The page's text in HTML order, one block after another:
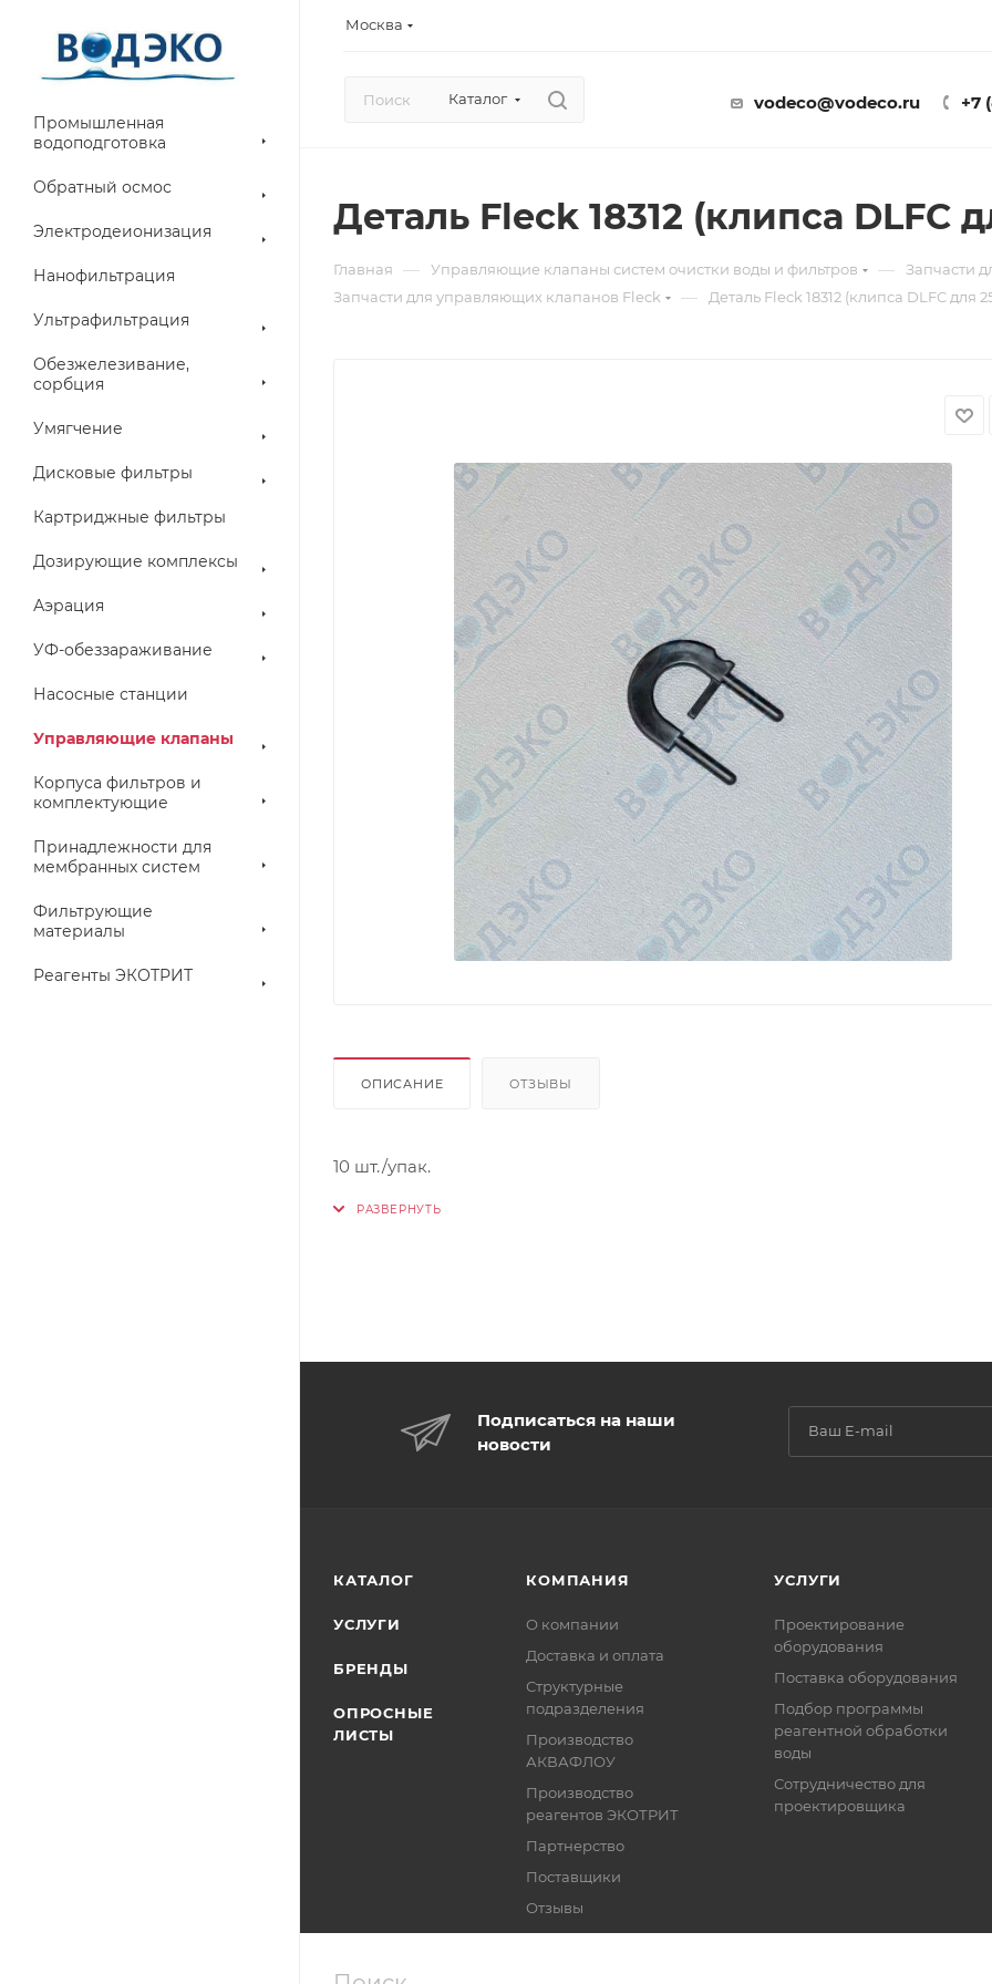
Москва
Каталог vodeco@vodeco.ru +7
Промышленная
водоподготовка
Обратный осмос
Электродеионизация
Нанофильтрация
Ультрафильтрация
Обезжелезивание,
сорбция
Умягчение
Дисковые фильтры
Картриджные фильтры
Дозирующие комплексы
Аэрация
УФ-обеззараживание
Насосные станции
Управляющие клапаны
Корпуса фильтров и
комплектующие
Принадлежности для
мембранных систем
Фильтрующие
материалы
Реагенты ЭКОТРИТ
Деталь Fleck 18312 (клипса DLFC
Главная — Управляющие клапаны систем очистки воды и фильтров — Запчасти
Запчасти для управляющих клапанов Fleck — Деталь Fleck 18312 (клипса DLFC для
ОПИСАНИЕ ОТЗЫВЫ
10 шт./упак.
Подписаться на наши
новости
КАТАЛОГ
УСЛУГИ
БРЕНДЫ
ОПРОСНЫЕ
ЛИСТЫ
КОМПАНИЯ
О компании
Доставка и оплата
Структурные
подразделения
Производство
АКВАФЛОУ
Производство
реагентов ЭКОТРИТ
Партнерство
Поставщики
Отзывы
Реквизиты
УСЛУГИ
Проектирование
оборудования
Поставка оборудования
Подбор программы
реагентной обработки
воды
Сотрудничество для
проектировщика